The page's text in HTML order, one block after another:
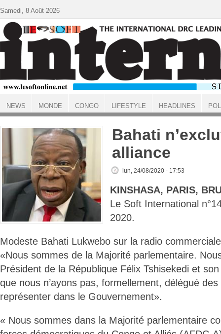
ACCUEIL
Bahati
alliance
lun, 24/08/2020 - 17:53
KINSHASA, PARIS,
Le Soft International
2020.
Modeste Bahati Lukwebo sur la radio
«Nous sommes de la Majorité parlementaire.
Président de la République Félix Tshisekedi et
que nous n’ayons pas, formellement, délégué
représenter dans le Gouvernement».
« Nous sommes dans la Majorité parlementaire
Samedi, 8 Août 2026
NEWS MONDE CONGO LIFESTYLE HEADLINES